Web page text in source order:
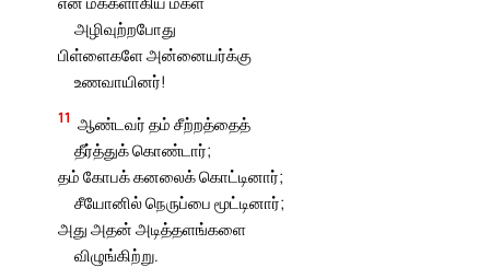
அழிவுற்றபோது
பிள்ளைகளே அன்னையர்க்கு
உணவாயினர்!
11 ஆண்டவர் தம் சீற்றத்தைத்
தீர்த்துக் கொண்டார்;
தம் கோபக் கனலைக் கொட்டினார்;
சீயோனில் நெருப்பை மூட்டினார்;
அது அதன் அடித்தளங்களை
விழுங்கிற்று.